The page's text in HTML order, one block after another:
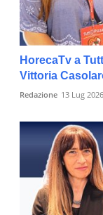
HorecaTv a
Vittoria
Redazione 13 Lug